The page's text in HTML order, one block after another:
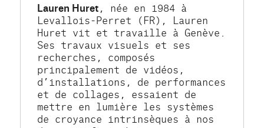
Lauren Huret, née en 1984 à
Levallois-Perret (FR), Lauren
Huret vit et travaille à Genève.
Ses travaux visuels et ses
recherches, composés
principalement de vidéos,
d’installations, de performances
et de collages, essaient de
mettre en lumière les systèmes
de croyance intrinsèques à nos